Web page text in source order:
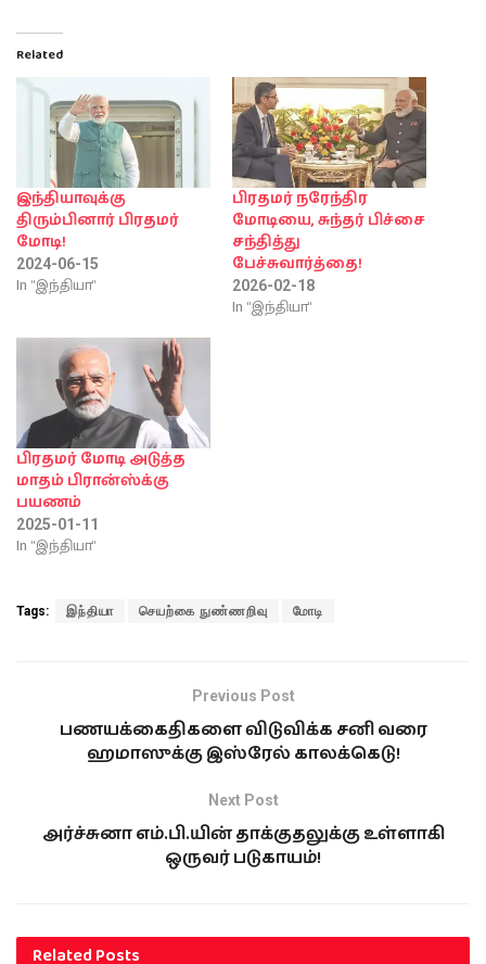
Related
இந்தியாவுக்கு
திரும்பினார் பிரதமர்
மோடி!
2024-06-15
In "இந்தியா"
பிரதமர் நரேந்திர
மோடியை, சுந்தர் பிச்சை
சந்தித்து
பேச்சுவார்த்தை!
2026-02-18
In "இந்தியா"
பிரதமர் மோடி அடுத்த
மாதம் பிரான்ஸ்க்கு
பயணம்
2025-01-11
In "இந்தியா"
Tags: இந்தியா செயற்கை நுண்ணறிவு மோடி
Previous Post
பணயக்கைதிகளை விடுவிக்க சனி வரை
ஹமாஸுக்கு இஸ்ரேல் காலக்கெடு!
Next Post
அர்ச்சுனா எம்.பி.யின் தாக்குதலுக்கு உள்ளாகி
ஒருவர் படுகாயம்!
RelatedPosts